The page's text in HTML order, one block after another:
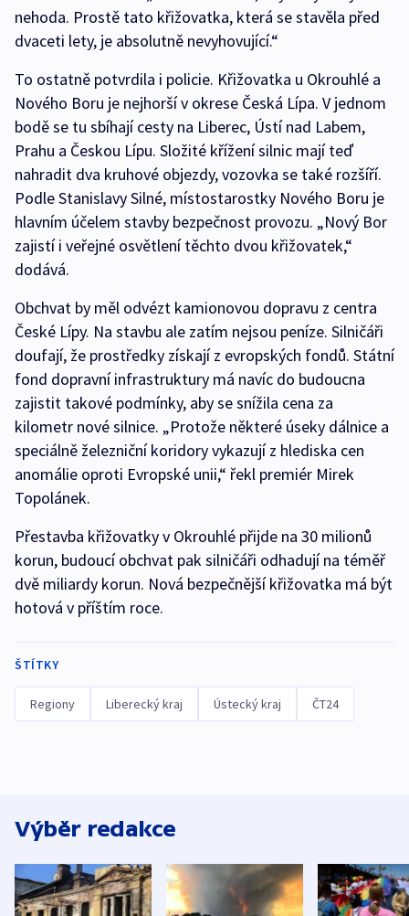
nehoda. Prostě tato křižovatka, která se stavěla před
dvaceti lety, je absolutně nevyhovující.“
To ostatně potvrdila i policie. Křižovatka u Okrouhlé a
Nového Boru je nejhorší v okrese Česká Lípa. V jednom
bodě se tu sbíhají cesty na Liberec, Ústí nad Labem,
Prahu a Českou Lípu. Složité křížení silnic mají teď
nahradit dva kruhové objezdy, vozovka se také rozšíří.
Podle Stanislavy Silné, místostarostky Nového Boru je
hlavním účelem stavby bezpečnost provozu. „Nový Bor
zajistí i veřejné osvětlení těchto dvou křižovatek,“
dodává.
Obchvat by měl odvézt kamionovou dopravu z centra
České Lípy. Na stavbu ale zatím nejsou peníze. Silničáři
doufají, že prostředky získají z evropských fondů. Státní
fond dopravní infrastruktury má navíc do budoucna
zajistit takové podmínky, aby se snížila cena za
kilometr nové silnice. „Protože některé úseky dálnice a
speciálně železniční koridory vykazují z hlediska cen
anomálie oproti Evropské unii,“ řekl premiér Mirek
Topolánek.
Přestavba křižovatky v Okrouhlé přijde na 30 milionů
korun, budoucí obchvat pak silničáři odhadují na téměř
dvě miliardy korun. Nová bezpečnější křižovatka má být
hotová v příštím roce.
ŠTÍTKY
Regiony Liberecký kraj Ústecký kraj ČT24
Výběr redakce